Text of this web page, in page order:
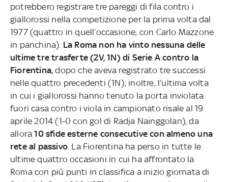
potrebbero registrare tre pareggi di fila contro i
giallorossi nella competizione per la prima volta dal
1977 (quattro in quell’occasione, con Carlo Mazzone
in panchina). La Roma non ha vinto nessuna delle
ultime tre trasferte (2V, 1N) di Serie A contro la
Fiorentina, dopo che aveva registrato tre successi
nelle quattro precedenti (1N); inoltre, l’ultima volta
in cui i giallorossi hanno tenuto la porta inviolata
fuori casa contro i viola in campionato risale al 19
aprile 2014 (1-0 con gol di Radja Nainggolan), da
allora10 sfide esterne consecutive con almeno una
rete al passivo. La Fiorentina ha perso in tutte le
ultime quattro occasioni in cui ha affrontato la
Roma con più punti in classifica a inizio giornata di